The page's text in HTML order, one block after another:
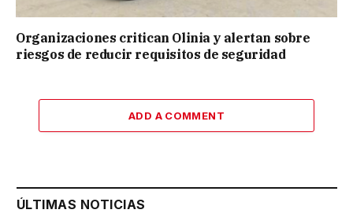
Organizaciones critican Olinia y alertan sobre
riesgos de reducir requisitos de seguridad
ADD A COMMENT
ÚLTIMAS NOTICIAS